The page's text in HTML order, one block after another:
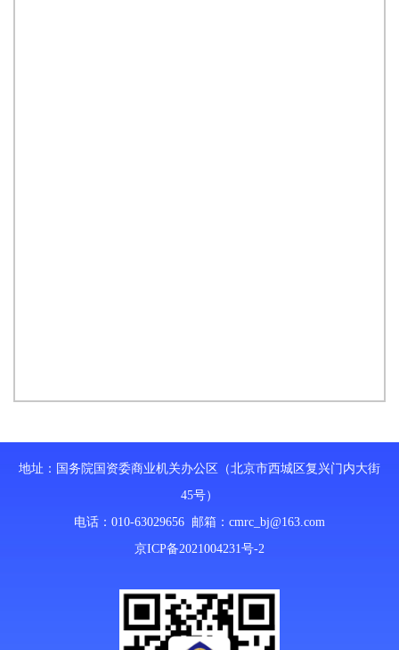
地址：国务院国资委商业机关办公区（北京市西城区复兴门内大街
45号）
电话：010-63029656 邮箱： cmrc_bj@163.com
京ICP备2021004231号-2